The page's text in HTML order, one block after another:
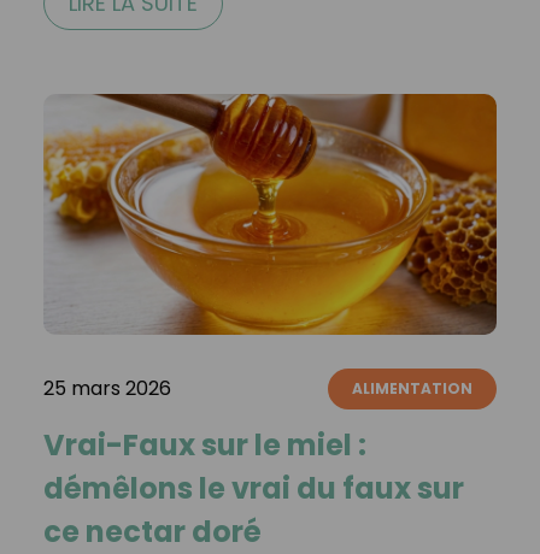
25 mars 2026 ALIMENTATION
Vrai-Faux sur le miel :
démêlons le vrai du faux sur
ce nectar doré